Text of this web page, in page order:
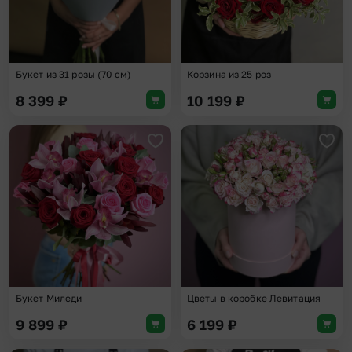
Букет из 31 розы (70 см)
8 399 ₽
Корзина из 25 роз
10 199 ₽
Добавить в избранное
Букет Миледи
9 899 ₽
Цветы в коробке Левитация
6 199 ₽